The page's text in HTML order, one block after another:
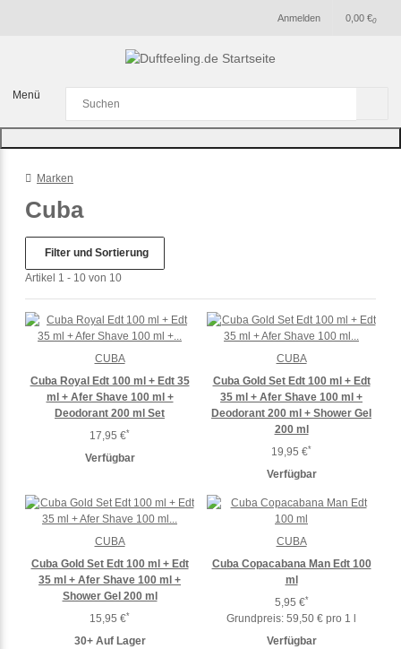
Anmelden 0
0,00 €
Menü
Marken
Cuba
Filter und Sortierung
Artikel 1 - 10 von 10
Cuba Royal Edt 100 ml + Edt 35
ml + Afer Shave 100 ml +
Deodorant 200 ml Set
17,95 €*
Verfügbar
CUBA
Cuba Gold Set Edt 100 ml + Edt
35 ml + Afer Shave 100 ml +
Deodorant 200 ml + Shower Gel
200 ml
19,95 €*
Verfügbar
CUBA
Cuba Gold Set Edt 100 ml + Edt
35 ml + Afer Shave 100 ml +
Shower Gel 200 ml
15,95 €*
30+ Auf Lager
CUBA
Cuba Copacabana Man Edt 100
ml
5,95 €*
Grundpreis: 59,50 € pro 1 l
Verfügbar
CUBA